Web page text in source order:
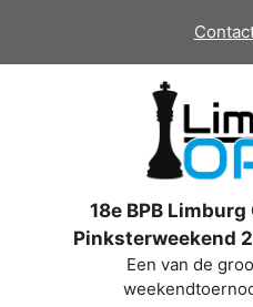
de
18e BPB
Pinksterweekend
Een van de